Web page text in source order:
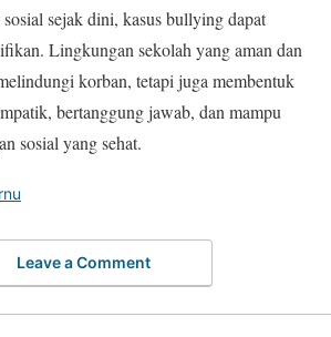
sejak dini, kasus bullying dapat
Lingkungan sekolah yang aman dan
korban, tetapi juga membentuk
bertanggung jawab, dan mampu
sosial yang sehat.
Leave a Comment